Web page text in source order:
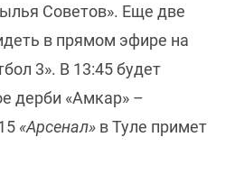
Советов». Еще две
в прямом эфире на
3». В 13:45 будет
дерби «Амкар» –
«Арсенал» в Туле примет